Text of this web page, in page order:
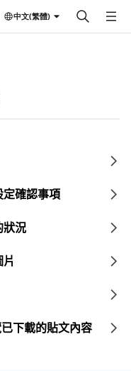
中文(繁體)
確認事項
狀況
下載的貼文內容